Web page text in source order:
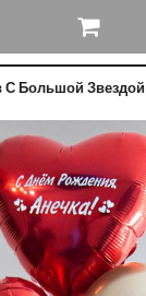
Большой